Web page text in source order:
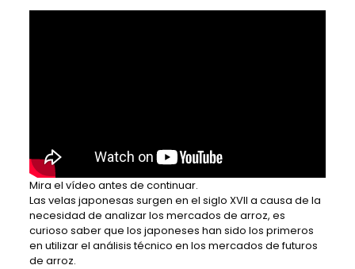
Mira el vídeo antes de continuar.
Las velas japonesas surgen en el siglo XVII a causa de la
necesidad de analizar los mercados de arroz, es
curioso saber que los japoneses han sido los primeros
en utilizar el análisis técnico en los mercados de futuros
de arroz.